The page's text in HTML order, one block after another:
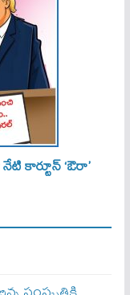
కార్టూన్ ‘ఔరా’